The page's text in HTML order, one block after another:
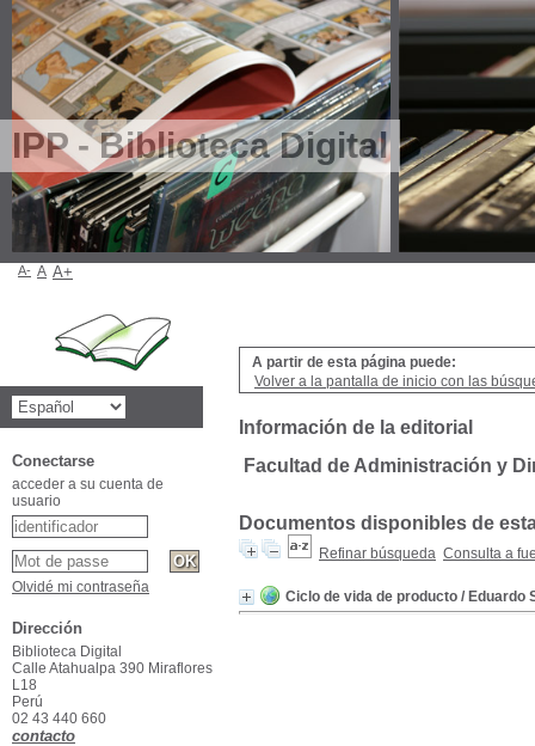
IPP - Biblioteca Digital
A partir de esta página puede:
Volver a la pantalla de inicio con las
Información de la editorial
Facultad de Administración y
Documentos disponibles de
Refinar búsqueda Consulta a
Ciclo de vida de producto / Eduardo
A- A A+
Conectarse
acceder a su cuenta de
usuario
Olvidé mi contraseña
Dirección
Biblioteca Digital
Calle Atahualpa 390 Miraflores
L18
Perú
02 43 440 660
contacto